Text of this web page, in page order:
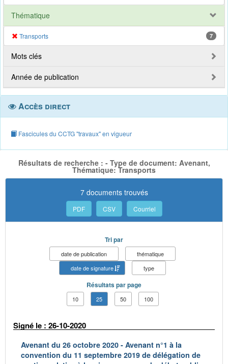
Thématique
Transports 7
Mots clés
Année de publication
Accès direct
Fascicules du CCTG "travaux" en vigueur
Résultats de recherche : - Type de document: Avenant,
Thématique: Transports
7 documents trouvés
PDF CSV Courriel
Tri par
date de publication
thématique
date de signature
type
Résultats par page
10 25 50 100
Signé le : 26-10-2020
Avenant du 26 octobre 2020 - Avenant n°1 à la
convention du 11 septembre 2019 de délégation de